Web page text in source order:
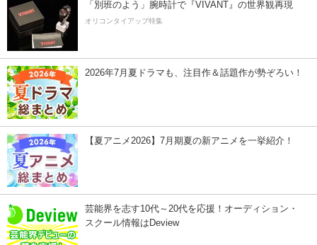
「別班のよう」腕時計で『VIVANT』の世界観再現
オリコンタイアップ特集
2026年7月夏ドラマも、注目作＆話題作が勢ぞろい！
【夏アニメ2026】7月期夏の新アニメを一挙紹介！
芸能界を志す10代～20代を応援！オーディション・
スクール情報はDeview